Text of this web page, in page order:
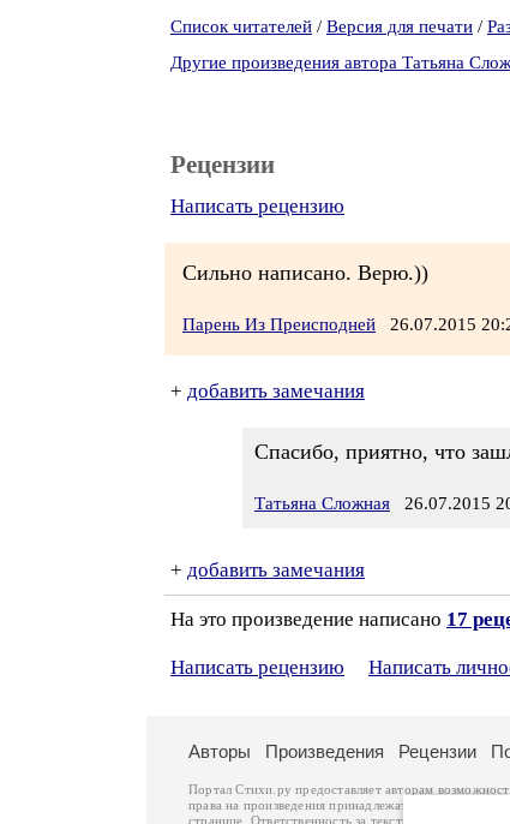
Список читателей / Версия для печати /
Другие произведения автора Татьяна
Рецензии
Написать рецензию
Сильно написано. Верю.))
Парень Из Преисподней 26.07.2015
+ добавить замечания
Спасибо, приятно, что
Татьяна Сложная 26.07.2015
+ добавить замечания
На это произведение написано 17
Написать рецензию Написать
Авторы Произведения Рецензии
Портал Стихи.ру предоставляет авторам
права на произведения принадлежат авторам и
странице. Ответственность за тексты произведений